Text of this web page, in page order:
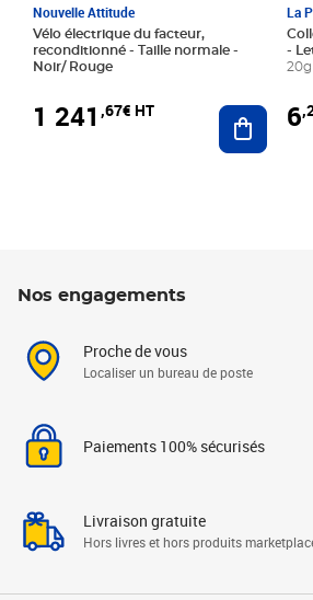
Nouvelle Attitude
Vélo électrique du facteur,
reconditionné - Taille normale -
Noir/ Rouge
1 241 ,67€ HT Ajouter
La
-
6
Nos engagements
Proche de vous
Localiser un bureau de poste
Paiements 100% sécurisés
Livraison gratuite
Hors livres et hors produits